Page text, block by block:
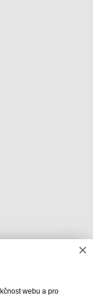
×
webu a pro